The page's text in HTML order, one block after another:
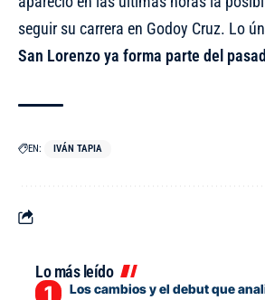
seguir su carrera en Godoy Cruz. Lo
San Lorenzo ya forma parte del
EN: IVÁN TAPIA
Lo más leído
Los cambios y el debut que